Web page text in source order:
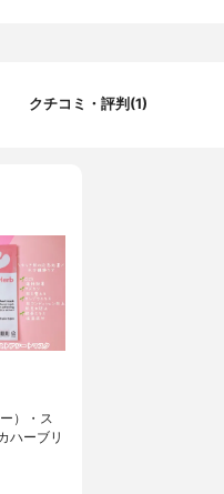
クチコミ・評判(1)
）・ス
ハーブリ